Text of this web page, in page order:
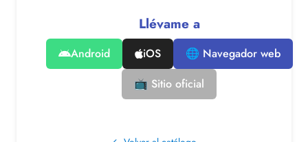
Llévame a
Android iOS
🌐 Navegador web
📺 Sitio oficial